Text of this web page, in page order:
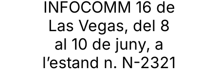
INFOCOMM 16 de
Las Vegas, del 8
al 10 de juny, a
l’estand n. N-2321